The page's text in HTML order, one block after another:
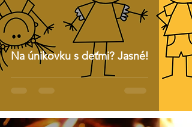
Na únikovku s deťmi? Jasné!